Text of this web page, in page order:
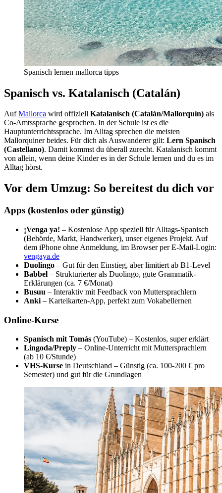
Spanisch lernen mallorca tipps
Spanisch vs. Katalanisch (Catalán)
AufMallorca wird offiziell Katalanisch (Catalán/Mallorquín) als
Co-Amtssprache gesprochen. In der Schule ist es die
Hauptunterrichtssprache. Im Alltag sprechen die meisten
Mallorquiner beides. Für dich als Auswanderer gilt: Lern Spanisch
(Castellano). Damit kommst du überall zurecht. Katalanisch kommt
von allein, wenn deine Kinder es in der Schule lernen und du es im
Alltag hörst.
Vor dem Umzug: So bereitest du dich vor
Apps (kostenlos oder günstig)
¡Venga ya! – Kostenlose App speziell für Alltags-Spanisch
(Behörde, Markt, Handwerker), unser eigenes Projekt. Auf
dem iPhone ohne Anmeldung, im Browser per E-Mail-Login:
vengaya.de
Duolingo – Gut für den Einstieg, aber limitiert ab B1-Level
Babbel – Strukturierter als Duolingo, gute Grammatik-
Erklärungen (ca. 7 €/Monat)
Busuu – Interaktiv mit Feedback von Muttersprachlern
Anki – Karteikarten-App, perfekt zum Vokabellernen
Online-Kurse
Spanisch mit Tomás (YouTube) – Kostenlos, super erklärt
Lingoda/Preply – Online-Unterricht mit Muttersprachlern
(ab 10 €/Stunde)
VHS-Kurse in Deutschland – Günstig (ca. 100-200 € pro
Semester) und gut für die Grundlagen